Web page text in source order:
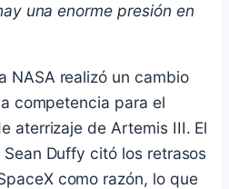
una enorme presión en
NASA realizó un cambio
competencia para el
aterrizaje de Artemis III. El
Duffy citó los retrasos
como razón, lo que